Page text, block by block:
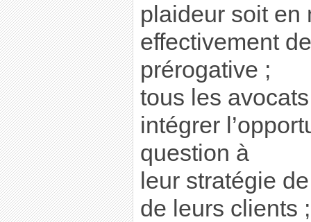
plaideur soit en
effectivement
prérogative ;
tous les
intégrer
question à
leur stratégie
de leurs clients